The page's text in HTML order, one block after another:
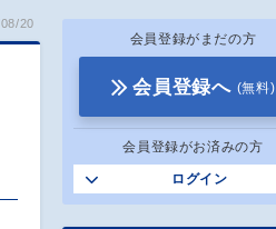
20
会員登録がまだの方
会員登録へ (無料)
会員登録がお済みの方
ログイン